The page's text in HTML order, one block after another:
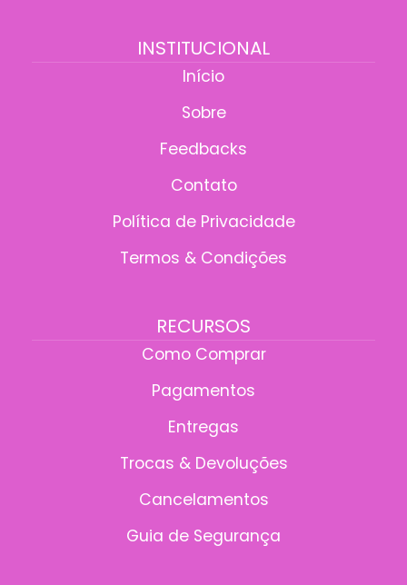
INSTITUCIONAL
Início
Sobre
Feedbacks
Contato
Política de Privacidade
Termos & Condições
RECURSOS
Como Comprar
Pagamentos
Entregas
Trocas & Devoluções
Cancelamentos
Guia de Segurança